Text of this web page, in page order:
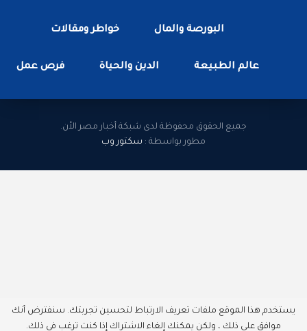
البورصة والمال خواطر ومقالات
عالم الطبيعة الدين والحياة فرص عمل
جميع الحقوق محفوظة لدى شبكة أخبار مصر الأن.
مطور بواسطة : سكتور وب
يستخدم هذا الموقع ملفات تعريف الارتباط لتحسين تجربتك. سنفترض أنك
موافق على ذلك ، ولكن يمكنك إلغاء الاشتراك إذا كنت ترغب في ذلك.